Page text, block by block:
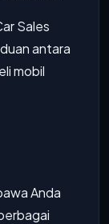
Sales
antara
mobil
Anda